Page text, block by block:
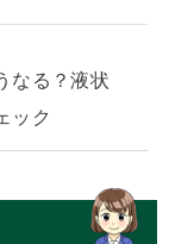
なる？液状
ック